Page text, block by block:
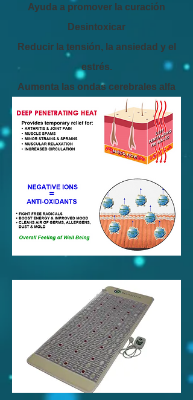
Ayuda a promover la curación
Desintoxicar
Reducir la tensión, la ansiedad y el
estrés.
Aumenta las ondas cerebrales alfa